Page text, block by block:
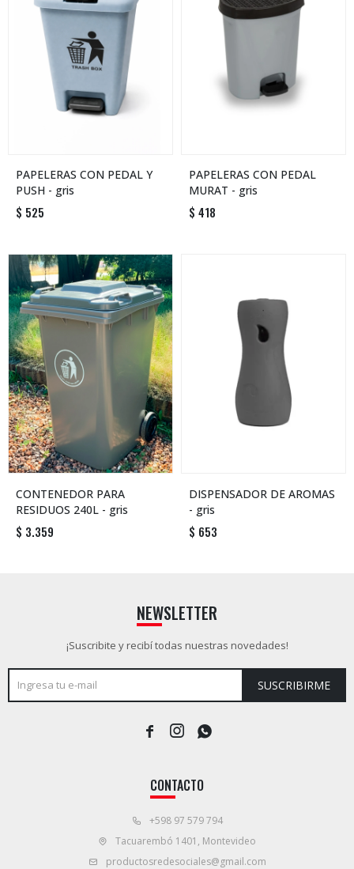
PAPELERAS CON PEDAL Y
PUSH - gris
$ 525
PAPELERAS CON PEDAL
MURAT - gris
$ 418
CONTENEDOR PARA
RESIDUOS 240L - gris
$ 3.359
DISPENSADOR DE AROMAS
- gris
$ 653
CONTACTO
+598 97 579 794
Tacuarembó 1401, Montevideo
productosredesociales@gmail.com
NEWSLETTER
¡Suscribite y recibí todas nuestras novedades!
SUSCRIBIRME
  